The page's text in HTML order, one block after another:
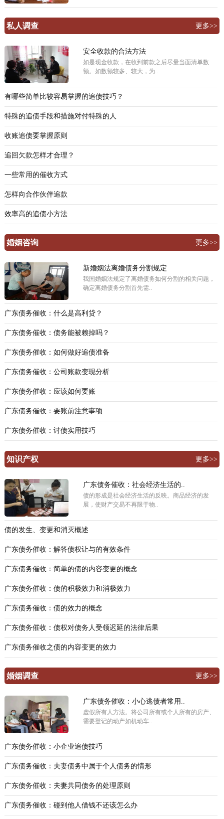
私人调查 更多>>
安全收款的合法方法
如是现金收款，在收到前款之后尽量当面清单数
额。如数额较多、较大，为..
有哪些简单比较容易掌握的追债技巧？
特殊的追债手段和措施对付特殊的人
收账追债要掌握原则
追回欠款怎样才合理？
一些常用的催收方式
怎样向合作伙伴追款
效率高的追债小方法
婚姻咨询 更多>>
新婚姻法离婚债务分割规定
我国婚姻法规定了离婚债务如何分割的相关问题，
确定离婚债务分割首先需..
广东债务催收：什么是高利贷？
广东债务催收：债务能被赖掉吗？
广东债务催收：如何做好追债准备
广东债务催收：公司账款变现分析
广东债务催收：应该如何要账
广东债务催收：要账前注意事项
广东债务催收：讨债实用技巧
知识产权 更多>>
广东债务催收：社会经济生活的..
债的形成是社会经济生活的反映。商品经济的发
展，使财产交易不再限于物..
债的发生、变更和消灭概述
广东债务催收：解答债权让与的有效条件
广东债务催收：简单的债的内容变更的概念
广东债务催收：债的积极效力和消极效力
广东债务催收：债的效力的概念
广东债务催收：债权对债务人受领迟延的法律后果
广东债务催收之债的内容变更的效力
婚姻调查 更多>>
广东债务催收：小心逃债者常用..
虚假所有人方法。将公司所有或个人所有的房产、
需要登记的动产如机动车..
广东债务催收：小企业追债技巧
广东债务催收：夫妻债务中属于个人债务的情形
广东债务催收：夫妻共同债务的处理原则
广东债务催收：碰到他人借钱不还该怎么办